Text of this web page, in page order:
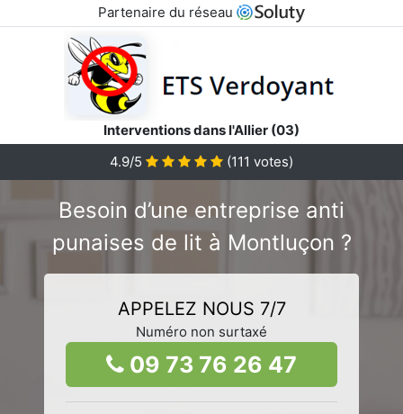
Partenaire du réseau
Interventions dans l'Allier (03)
4.9/5
(111 votes)
Besoin d’une entreprise anti
punaises de lit à Montluçon ?
APPELEZ NOUS 7/7
Numéro non surtaxé
09 73 76 26 47